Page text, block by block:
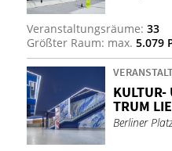
Veranstaltungsräume: 33
Größter Raum: max. 5.079
TRUM
Berliner